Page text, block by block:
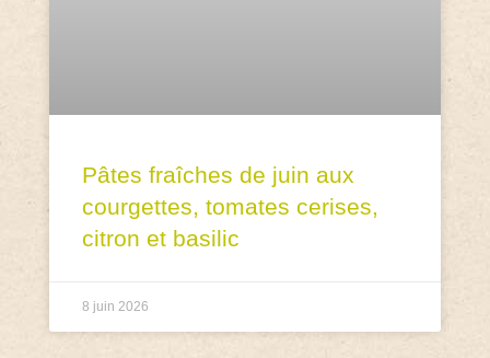
Pâtes fraîches de juin aux
courgettes, tomates cerises,
citron et basilic
8 juin 2026